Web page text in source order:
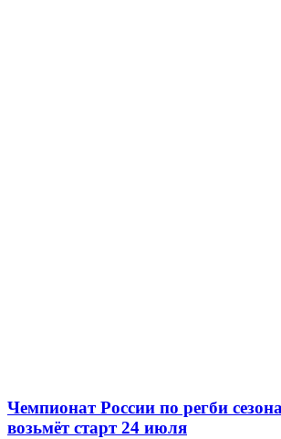
Чемпионат России по регби
возьмёт старт 24 июля